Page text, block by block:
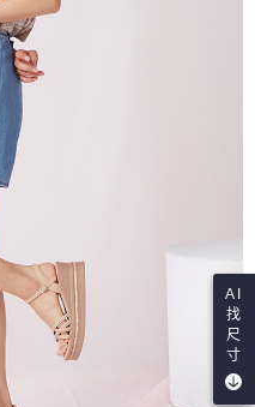
AI
找
尺
寸